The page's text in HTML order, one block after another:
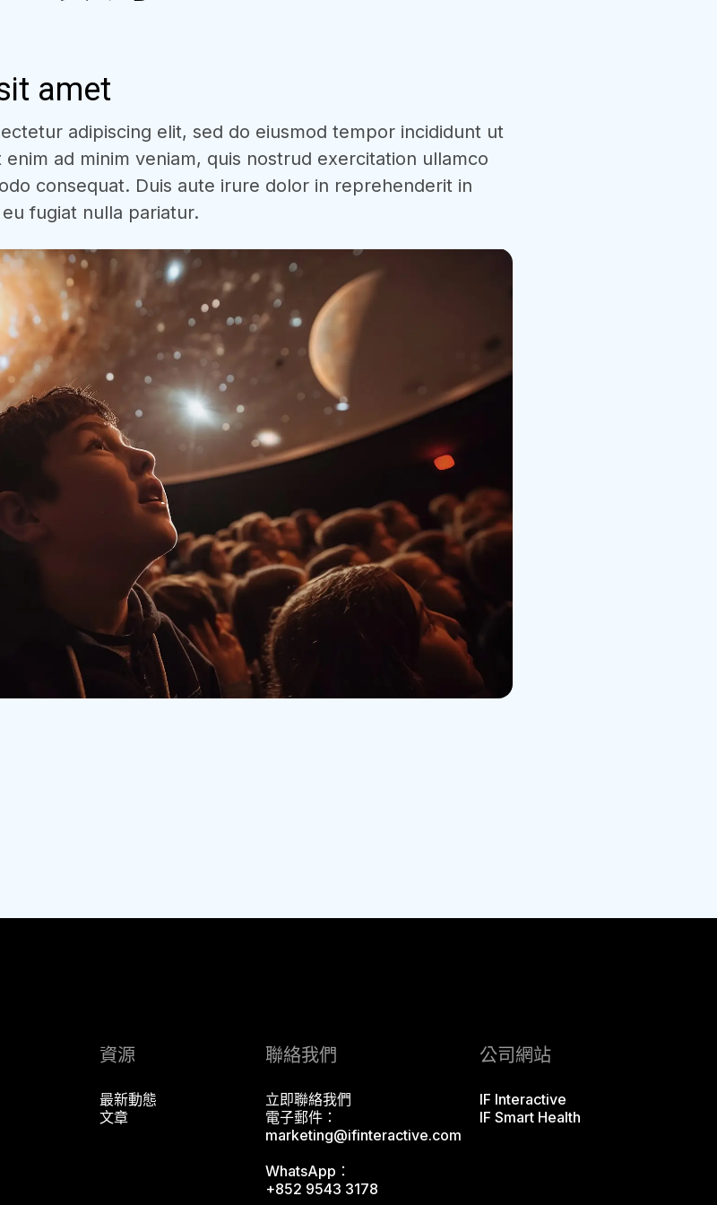
amet
adipiscing elit, sed do eiusmod tempor incididunt ut
ad minim veniam, quis nostrud exercitation ullamco
consequat. Duis aute irure dolor in reprehenderit in
fugiat nulla pariatur.
資源
最新動態
文章
聯絡我們
立即聯絡我們
電子郵件：
marketing@ifinteractive.com
WhatsApp：
+852 9543 3178
公司網站
IF Interactive
IF Smart Health